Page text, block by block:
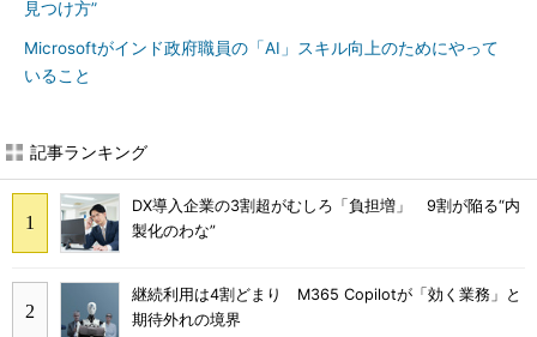
見つけ方”
Microsoftがインド政府職員の「AI」スキル向上のためにやって
いること
記事ランキング
DX導入企業の3割超がむしろ「負担増」 9割が陥る“内
製化のわな”
継続利用は4割どまり M365 Copilotが「効く業務」と
期待外れの境界